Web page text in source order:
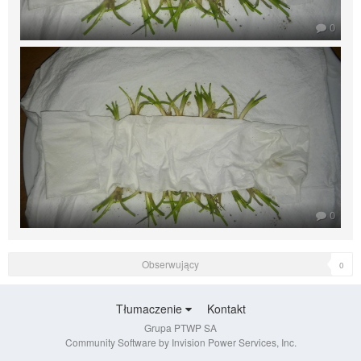
0
0
Obserwujący 0
Tłumaczenie Kontakt
Grupa PTWP SA
Community Software by Invision Power Services, Inc.